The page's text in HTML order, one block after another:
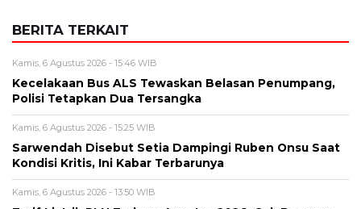
BERITA TERKAIT
Kamis, 6 Agustus 2026 - 15:46 WIB
Kecelakaan Bus ALS Tewaskan Belasan Penumpang,
Polisi Tetapkan Dua Tersangka
Kamis, 6 Agustus 2026 - 15:25 WIB
Sarwendah Disebut Setia Dampingi Ruben Onsu Saat
Kondisi Kritis, Ini Kabar Terbarunya
Kamis, 6 Agustus 2026 - 13:50 WIB